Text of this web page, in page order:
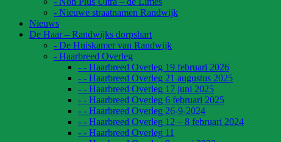
- Nieuwe straatnamen Randwijk
Nieuws
De Haar – Randwijks dorpshart
- De Huiskamer van Randwijk
- Haarbreed Overleg
- - Haarbreed Overleg 19 februari 2026
- - Haarbreed Overleg 21 augustus 2025
- - Haarbreed Overleg 17 juni 2025
- - Haarbreed Overleg 6 februari 2025
- - Haarbreed Overleg 26-9-2024
- - Haarbreed Overleg 12 – 8 februari 2024
- - Haarbreed Overleg 11